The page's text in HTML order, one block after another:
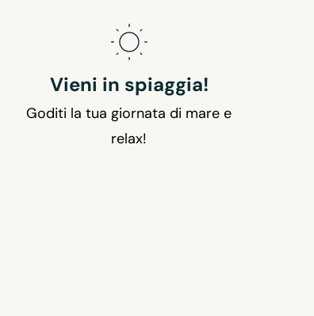
Vieni in spiaggia!
Goditi la tua giornata di mare e
relax!